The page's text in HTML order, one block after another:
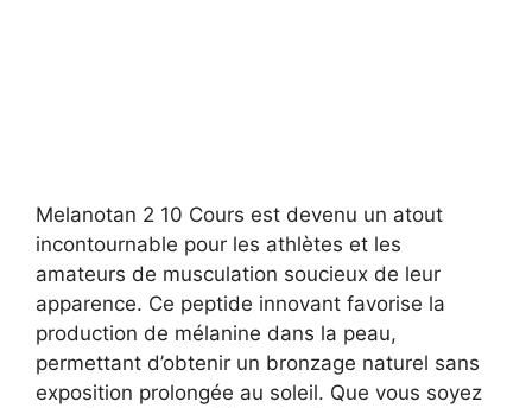
Melanotan 2 10 Cours est devenu un atout
incontournable pour les athlètes et les
amateurs de musculation soucieux de leur
apparence. Ce peptide innovant favorise la
production de mélanine dans la peau,
permettant d’obtenir un bronzage naturel sans
exposition prolongée au soleil. Que vous soyez